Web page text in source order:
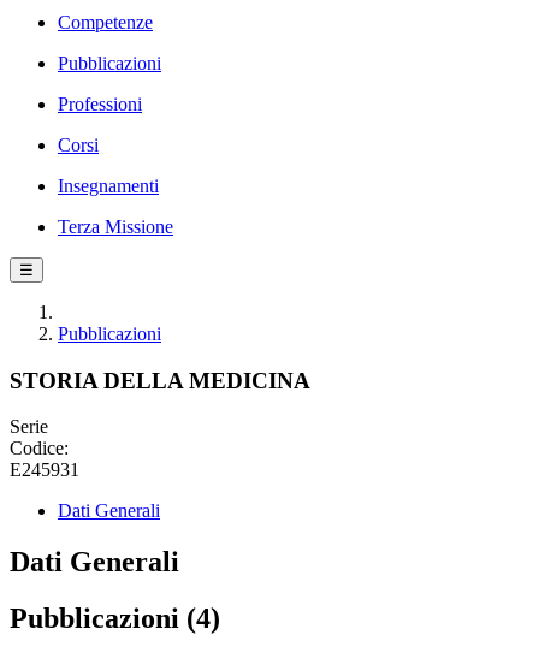
Competenze
Pubblicazioni
Professioni
Corsi
Insegnamenti
Terza Missione
☰
Pubblicazioni
STORIA DELLA MEDICINA
Serie
Codice:
E245931
Dati Generali
Dati Generali
Pubblicazioni (4)